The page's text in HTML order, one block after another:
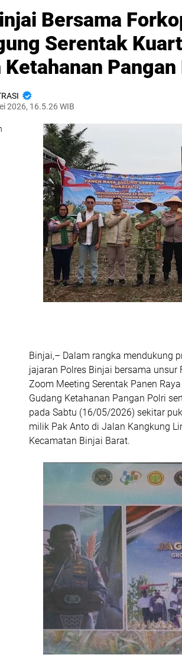
Bersama
Serentak
2026, 16.5.26 WIB
Binjai,– Dalam rangka mendukung
jajaran Polres Binjai bersama
Zoom Meeting Serentak Panen
Gudang Ketahanan Pangan Polri
pada Sabtu (16/05/2026) sekitar
milik Pak Anto di Jalan Kangkung
Kecamatan Binjai Barat.